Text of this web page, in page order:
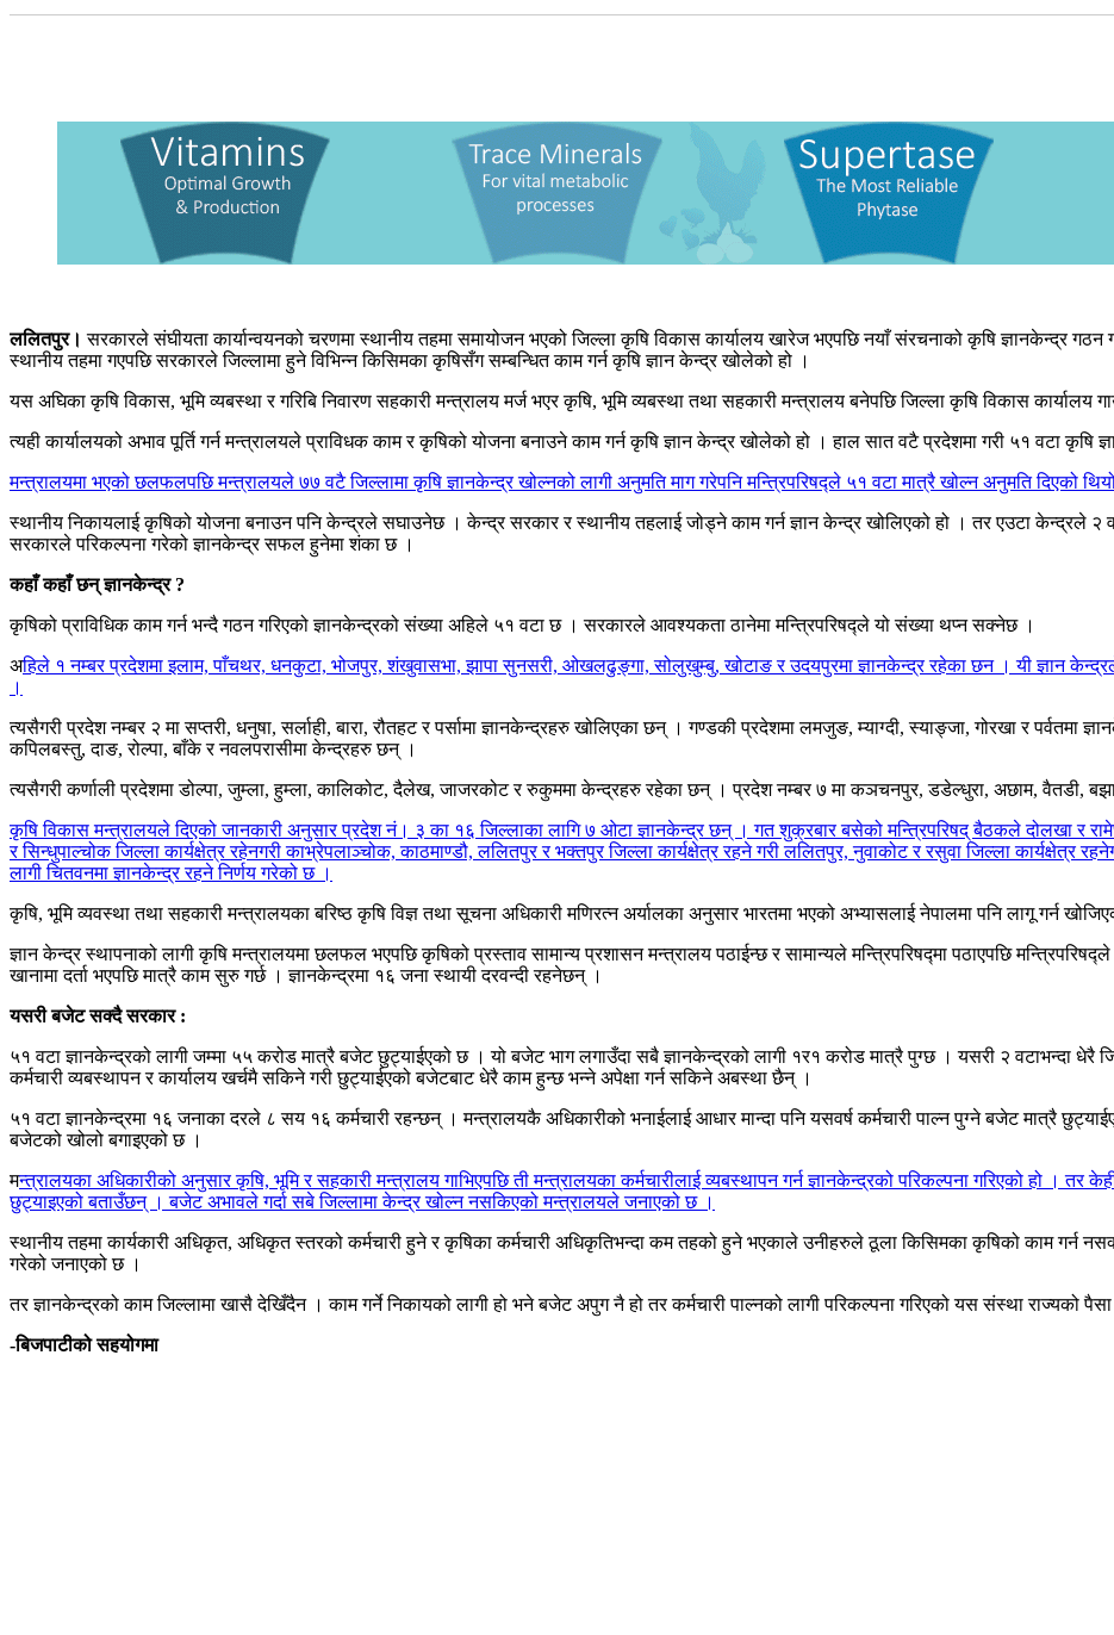
ललितपुर। सरकारले संघीयता कार्यान्वयनको चरणमा स्थानीय तहमा समायोजन भएको जिल्ला कृषि विकास कार्यालय खारेज भएपछि नयाँ संरचनाको कृषि ज्ञानकेन्द्र
स्थानीय तहमा गएपछि सरकारले जिल्लामा हुने विभिन्न किसिमका कृषिसँग सम्बन्धित काम गर्न कृषि ज्ञान केन्द्र खोलेको हो ।
यस अघिका कृषि विकास, भूमि व्यबस्था र गरिबि निवारण सहकारी मन्त्रालय मर्ज भएर कृषि, भूमि व्यबस्था तथा सहकारी मन्त्रालय बनेपछि जिल्ला कृषि विकास कार्यालय
त्यही कार्यालयको अभाव पूर्ति गर्न मन्त्रालयले प्राविधक काम र कृषिको योजना बनाउने काम गर्न कृषि ज्ञान केन्द्र खोलेको हो । हाल सात वटै प्रदेशमा गरी ५१ वटा कृषि
मन्त्रालयमा भएको छलफलपछि मन्त्रालयले ७७ वटै जिल्लामा कृषि ज्ञानकेन्द्र खोल्नको लागी अनुमति माग गरेपनि मन्त्रिपरिषद्ले ५१ वटा मात्रै खोल्न अनुमति दिएको
स्थानीय निकायलाई कृषिको योजना बनाउन पनि केन्द्रले सघाउनेछ । केन्द्र सरकार र स्थानीय तहलाई जोड्ने काम गर्न ज्ञान केन्द्र खोलिएको हो । तर एउटा केन्द्रले २ वा
सरकारले परिकल्पना गरेको ज्ञानकेन्द्र सफल हुनेमा शंका छ ।
कहाँ कहाँ छन् ज्ञानकेन्द्र ?
कृषिको प्राविधिक काम गर्न भन्दै गठन गरिएको ज्ञानकेन्द्रको संख्या अहिले ५१ वटा छ । सरकारले आवश्यकता ठानेमा मन्त्रिपरिषद्ले यो संख्या थप्न सक्नेछ ।
अहिले १ नम्बर प्रदेशमा इलाम, पाँचथर, धनकुटा, भोजपुर, शंखुवासभा, झापा सुनसरी, ओखलढुङ्गा, सोलुखुम्बु, खोटाङ र उदयपुरमा ज्ञानकेन्द्र रहेका छन । यी ज्ञान
।
त्यसैगरी प्रदेश नम्बर २ मा सप्तरी, धनुषा, सर्लाही, बारा, रौतहट र पर्सामा ज्ञानकेन्द्रहरु खोलिएका छन् । गण्डकी प्रदेशमा लमजुङ, म्याग्दी, स्याङ्जा, गोरखा र पर्वतमा
कपिलबस्तु, दाङ, रोल्पा, बाँके र नवलपरासीमा केन्द्रहरु छन् ।
त्यसैगरी कर्णाली प्रदेशमा डोल्पा, जुम्ला, हुम्ला, कालिकोट, दैलेख, जाजरकोट र रुकुममा केन्द्रहरु रहेका छन् । प्रदेश नम्बर ७ मा कञचनपुर, डडेल्धुरा, अछाम, वैतडी,
कृषि विकास मन्त्रालयले दिएको जानकारी अनुसार प्रदेश नं। ३ का १६ जिल्लाका लागि ७ ओटा ज्ञानकेन्द्र छन् । गत शुक्रबार बसेको मन्त्रिपरिषद् बैठकले दोलखा र
र सिन्धुपाल्चोक जिल्ला कार्यक्षेत्र रहेनगरी काभ्रेपलाञ्चोक, काठमाण्डौ, ललितपुर र भक्तपुर जिल्ला कार्यक्षेत्र रहने गरी ललितपुर, नुवाकोट र रसुवा जिल्ला कार्यक्षेत्र
लागी चितवनमा ज्ञानकेन्द्र रहने निर्णय गरेको छ ।
कृषि, भूमि व्यवस्था तथा सहकारी मन्त्रालयका बरिष्ठ कृषि विज्ञ तथा सूचना अधिकारी मणिरत्न अर्यालका अनुसार भारतमा भएको अभ्यासलाई नेपालमा पनि लागू गर्न
ज्ञान केन्द्र स्थापनाको लागी कृषि मन्त्रालयमा छलफल भएपछि कृषिको प्रस्ताव सामान्य प्रशासन मन्त्रालय पठाईन्छ र सामान्यले मन्त्रिपरिषद्मा पठाएपछि
खानामा दर्ता भएपछि मात्रै काम सुरु गर्छ । ज्ञानकेन्द्रमा १६ जना स्थायी दरवन्दी रहनेछन् ।
यसरी बजेट सक्दै सरकार :
५१ वटा ज्ञानकेन्द्रको लागी जम्मा ५५ करोड मात्रै बजेट छुट्याईएको छ । यो बजेट भाग लगाउँदा सबै ज्ञानकेन्द्रको लागी १र१ करोड मात्रै पुग्छ । यसरी २ वटाभन्दा धेरै
कर्मचारी व्यबस्थापन र कार्यालय खर्चमै सकिने गरी छुट्याईएको बजेटबाट धेरै काम हुन्छ भन्ने अपेक्षा गर्न सकिने अबस्था छैन् ।
५१ वटा ज्ञानकेन्द्रमा १६ जनाका दरले ८ सय १६ कर्मचारी रहन्छन् । मन्त्रालयकै अधिकारीको भनाईलाई आधार मान्दा पनि यसवर्ष कर्मचारी पाल्न पुग्ने बजेट मात्रै
बजेटको खोलो बगाइएको छ ।
मन्त्रालयका अधिकारीको अनुसार कृषि, भूमि र सहकारी मन्त्रालय गाभिएपछि ती मन्त्रालयका कर्मचारीलाई व्यबस्थापन गर्न ज्ञानकेन्द्रको परिकल्पना गरिएको हो । तर
छुट्याइएको बताउँछन् । बजेट अभावले गर्दा सबे जिल्लामा केन्द्र खोल्न नसकिएको मन्त्रालयले जनाएको छ ।
स्थानीय तहमा कार्यकारी अधिकृत, अधिकृत स्तरको कर्मचारी हुने र कृषिका कर्मचारी अधिकृतिभन्दा कम तहको हुने भएकाले उनीहरुले ठूला किसिमका कृषिको काम गर्न
गरेको जनाएको छ ।
तर ज्ञानकेन्द्रको काम जिल्लामा खासै देखिँदैन । काम गर्ने निकायको लागी हो भने बजेट अपुग नै हो तर कर्मचारी पाल्नको लागी परिकल्पना गरिएको यस संस्था राज्यको
-बिजपाटीको सहयोगमा